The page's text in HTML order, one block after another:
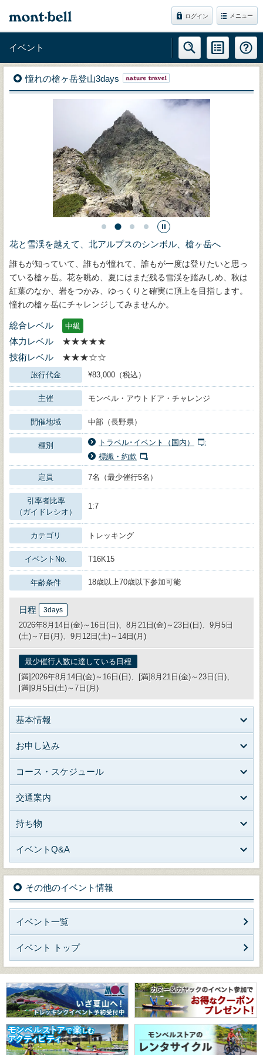
ログイン メニュー
イベント
憧れの槍ヶ岳登山3days
花と雪渓を越えて、北アルプスのシンボル、槍ヶ岳へ
誰もが知っていて、誰もが憧れて、誰もが一度は登りたいと思っ
ている槍ヶ岳。花を眺め、夏にはまだ残る雪渓を踏みしめ、秋は
紅葉のなか、岩をつかみ、ゆっくりと確実に頂上を目指します。
憧れの槍ヶ岳にチャレンジしてみませんか。
総合レベル 中級
体力レベル
★★★★★
技術レベル
★★★☆☆
旅行代金 ¥83,000（税込）
主催 モンベル・アウトドア・チャレンジ
開催地域 中部（長野県）
種別
トラベル･イベント（国内）
標識・約款
定員 7名（最少催行5名）
引率者比率
（ガイドレシオ）
1:7
カテゴリ トレッキング
イベントNo. T16K15
年齢条件 18歳以上70歳以下参加可能
日程 3days
2026年8月14日(金)～16日(日)、8月21日(金)～23日(日)、9月5日
(土)～7日(月)、9月12日(土)～14日(月)
最少催行人数に達している日程
[満]2026年8月14日(金)～16日(日)、[満]8月21日(金)～23日(日)、
[満]9月5日(土)～7日(月)
基本情報
お申し込み
コース・スケジュール
交通案内
持ち物
イベントQ&A
その他のイベント情報
イベント一覧
イベント トップ